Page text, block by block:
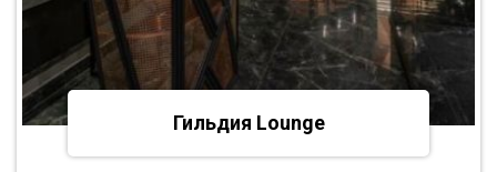
Гильдия Lounge